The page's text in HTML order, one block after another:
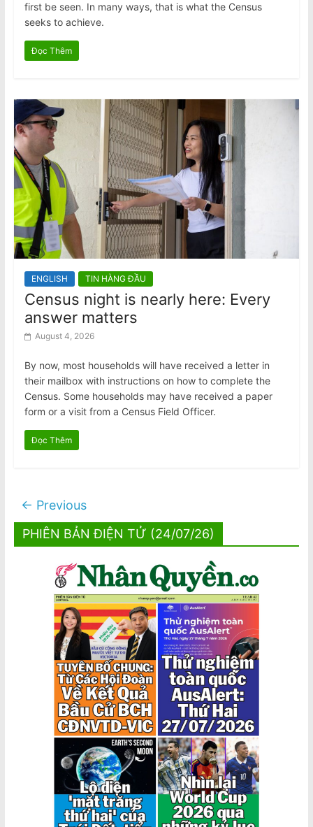
first be seen. In many ways, that is what the Census
seeks to achieve.
Đọc Thêm
ENGLISH TIN HÀNG ĐẦU
Census night is nearly here: Every
answer matters
August 4, 2026
By now, most households will have received a letter in
their mailbox with instructions on how to complete the
Census. Some households may have received a paper
form or a visit from a Census Field Officer.
Đọc Thêm
← Previous
PHIÊN BẢN ĐIỆN TỬ (24/07/26)